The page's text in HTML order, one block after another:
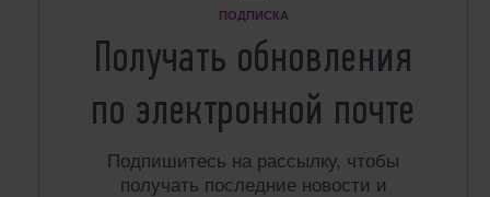
ПОДПИСКА
Получать обновления
по электронной почте
Подпишитесь на рассылку, чтобы
получать последние новости и